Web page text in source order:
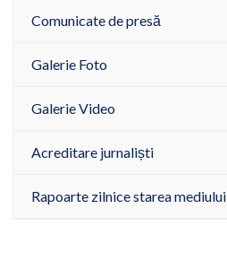
Comunicate de presă
Galerie Foto
Galerie Video
Acreditare jurnaliști
Rapoarte zilnice starea mediului